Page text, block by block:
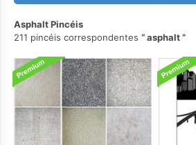
Asphalt Pincéis
211 pincéis correspondentes
asphalt